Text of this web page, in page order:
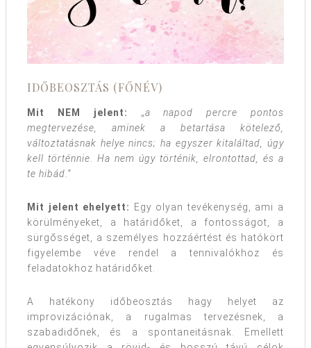
IDŐBEOSZTÁS (FŐNÉV)
Mit NEM jelent: „a napod percre pontos
megtervezése, aminek a betartása kötelező,
változtatásnak helye nincs; ha egyszer kitaláltad, úgy
kell történnie. Ha nem úgy történik, elrontottad, és a
te hibád.”
Mit jelent ehelyett:
Egy olyan tevékenység, ami a
körülményeket, a határidőket, a fontosságot, a
sürgősséget, a személyes hozzáértést és hatókört
figyelembe véve rendel a tennivalókhoz és
feladatokhoz határidőket.
A hatékony időbeosztás hagy helyet az
improvizációnak, a rugalmas tervezésnek, a
szabadidőnek, és a spontaneitásnak. Emellett